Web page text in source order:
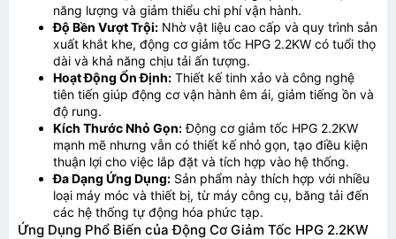
năng lượng và giảm thiểu chi phí vận hành.
Độ Bền Vượt Trội: Nhờ vật liệu cao cấp và quy trình sản
xuất khắt khe, động cơ giảm tốc HPG 2.2KW có tuổi thọ
dài và khả năng chịu tải ấn tượng.
Hoạt Động Ổn Định: Thiết kế tinh xảo và công nghệ
tiên tiến giúp động cơ vận hành êm ái, giảm tiếng ồn và
độ rung.
Kích Thước Nhỏ Gọn:Động cơ giảm tốc HPG 2.2KW
mạnh mẽ nhưng vẫn có thiết kế nhỏ gọn, tạo điều kiện
thuận lợi cho việc lắp đặt và tích hợp vào hệ thống.
Đa Dạng Ứng Dụng: Sản phẩm này thích hợp với nhiều
loại máy móc và thiết bị, từ máy công cụ, băng tải đến
các hệ thống tự động hóa phức tạp.
Ứng Dụng Phổ Biến của Động Cơ Giảm Tốc HPG 2.2KW